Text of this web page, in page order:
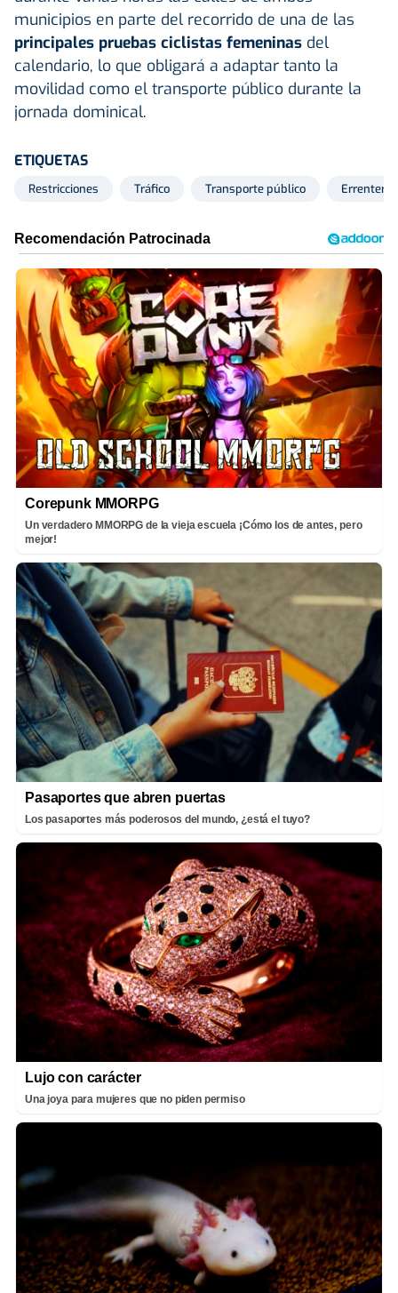
municipios en parte del recorrido de una de las
principales pruebas ciclistas femeninas del
calendario, lo que obligará a adaptar tanto la
movilidad como el transporte público durante la
jornada dominical.
ETIQUETAS
Restricciones Tráfico Transporte público Errenteria
Corepunk MMORPG
Un verdadero MMORPG de la vieja escuela ¡Cómo los de antes, pero
mejor!
Pasaportes que abren puertas
Los pasaportes más poderosos del mundo, ¿está el tuyo?
Lujo con carácter
Una joya para mujeres que no piden permiso